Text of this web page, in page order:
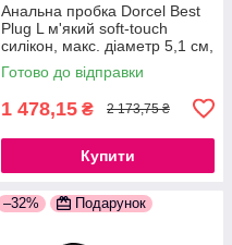
Анальна пробка Dorcel Best
Plug L м'який soft-touch
силікон, макс. діаметр 5,1 см,
звужений і округлений кінчик,
м'який силікон
Готово до відправки
1 478,15 ₴ 2 173,75 ₴
Купити
–32% Подарунок